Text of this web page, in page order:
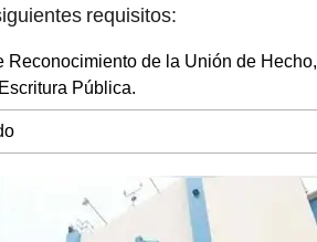
requisitos:
de la Unión de Hecho,
Pública.